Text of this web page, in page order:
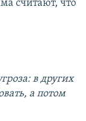
считают, что
в других
а потом